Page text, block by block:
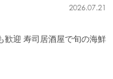
2026.07.21
歓迎 寿司居酒屋で旬の海鮮